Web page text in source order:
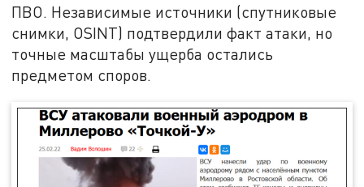
ПВО. Независимые источники (спутниковые
снимки, OSINT) подтвердили факт атаки, но
точные масштабы ущерба остались
предметом споров.